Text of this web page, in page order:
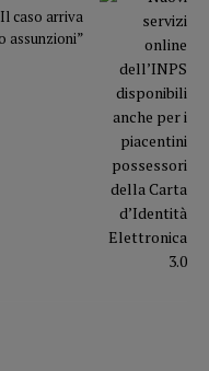
caso arriva
assunzioni”